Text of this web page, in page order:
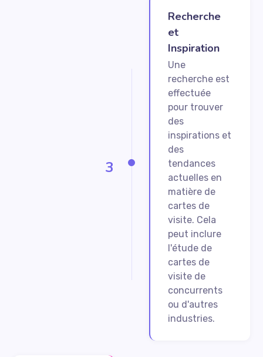
3
Recherche
et
Inspiration
Une
recherche est
effectuée
pour trouver
des
inspirations et
des
tendances
actuelles en
matière de
cartes de
visite. Cela
peut inclure
l'étude de
cartes de
visite de
concurrents
ou d'autres
industries.